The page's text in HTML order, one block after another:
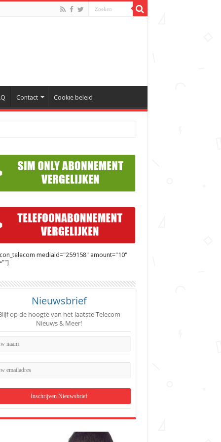
Contact Cookie beleid
mediaid="259158" amount="10"
Nieuwsbrief
op de hoogte van het laatste Telecom
Nieuws & Meer!